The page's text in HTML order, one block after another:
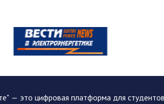
— это цифровая платформа для